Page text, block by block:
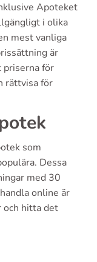
Apoteket
i olika
mest vanliga
är
för
rättvisa för
som
Dessa
med 30
online är
hitta det